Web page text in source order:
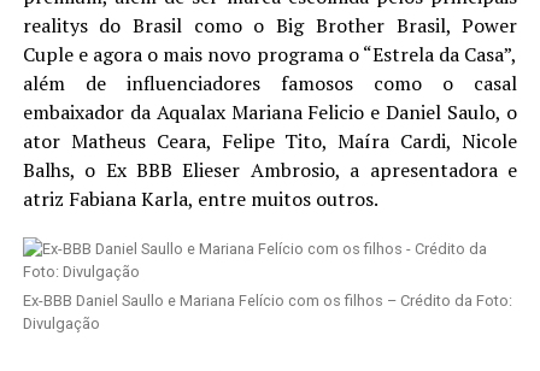
realitys do Brasil como o Big Brother Brasil, Power
Cuple e agora o mais novo programa o “Estrela da Casa”,
além de influenciadores famosos como o casal
embaixador da Aqualax Mariana Felicio e Daniel Saulo, o
ator Matheus Ceara, Felipe Tito, Maíra Cardi, Nicole
Balhs, o Ex BBB Elieser Ambrosio, a apresentadora e
atriz Fabiana Karla, entre muitos outros.
Ex-BBB Daniel Saullo e Mariana Felício com os filhos – Crédito da Foto:
Divulgação